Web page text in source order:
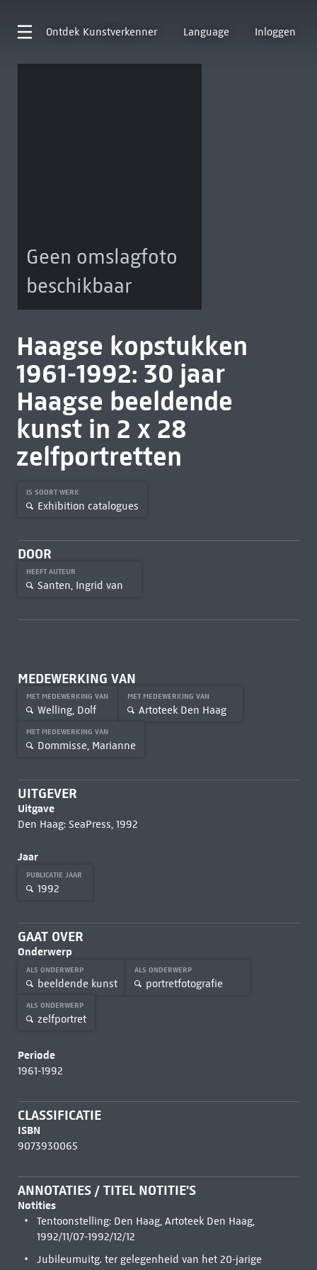
Ontdek Kunstverkenner Language Inloggen
Geen omslagfoto
beschikbaar
Haagse kopstukken
1961-1992: 30 jaar
Haagse beeldende
kunst in 2 x 28
zelfportretten
IS SOORT WERK
Exhibition catalogues
DOOR
HEEFT AUTEUR
Santen, Ingrid van
MEDEWERKING VAN
MET MEDEWERKING VAN
Welling, Dolf
MET MEDEWERKING VAN
Artoteek Den Haag
MET MEDEWERKING VAN
Dommisse, Marianne
UITGEVER
Uitgave
Den Haag: SeaPress, 1992
Jaar
PUBLICATIE JAAR
1992
GAAT OVER
Onderwerp
ALS ONDERWERP
beeldende kunst
ALS ONDERWERP
portretfotografie
ALS ONDERWERP
zelfportret
Periode
1961-1992
CLASSIFICATIE
ISBN
9073930065
ANNOTATIES / TITEL NOTITIE'S
Notities
Tentoonstelling: Den Haag, Artoteek Den Haag,
1992/11/07-1992/12/12
Jubileumuitg. ter gelegenheid van het 20-jarige